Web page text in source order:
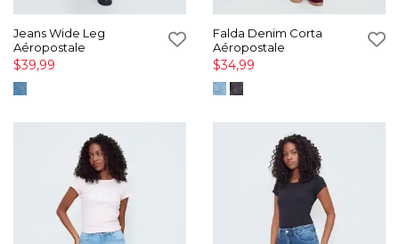
Jeans Wide Leg
Aéropostale
$39,99
Falda Denim Corta
Aéropostale
$34,99